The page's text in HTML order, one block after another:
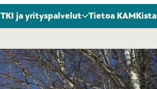
TKI ja yrityspalvelut Tietoa KAMKista